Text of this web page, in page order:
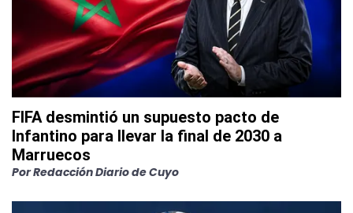
FIFA desmintió un supuesto pacto de
Infantino para llevar la final de 2030 a
Marruecos
PorRedacción Diario de Cuyo